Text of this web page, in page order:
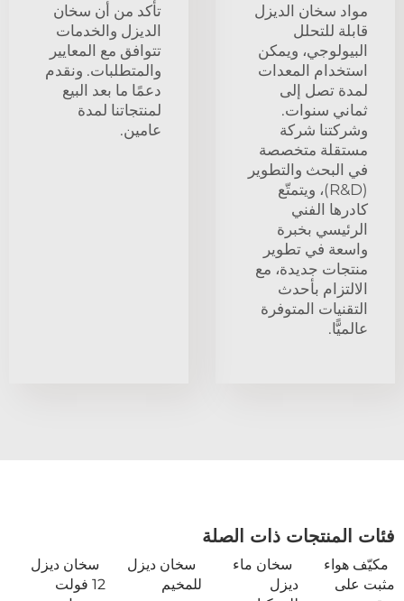
مواد سخان الديزل
قابلة للتحلل
البيولوجي، ويمكن
استخدام المعدات
لمدة تصل إلى
ثماني سنوات.
وشركتنا شركة
مستقلة متخصصة
في البحث والتطوير
(R&D)، ويتمتّع
كادرها الفني
الرئيسي بخبرة
واسعة في تطوير
منتجات جديدة، مع
الالتزام بأحدث
التقنيات المتوفرة
عالميًّا.
تأكد من أن سخان
الديزل والخدمات
تتوافق مع المعايير
والمتطلبات. ونقدم
دعمًا ما بعد البيع
لمنتجاتنا لمدة
عامين.
فئات المنتجات ذات الصلة
مكيّف هواء
مثبت على
سخان ماء
ديزل
سخان ديزل
للمخيم
سخان ديزل
12 فولت